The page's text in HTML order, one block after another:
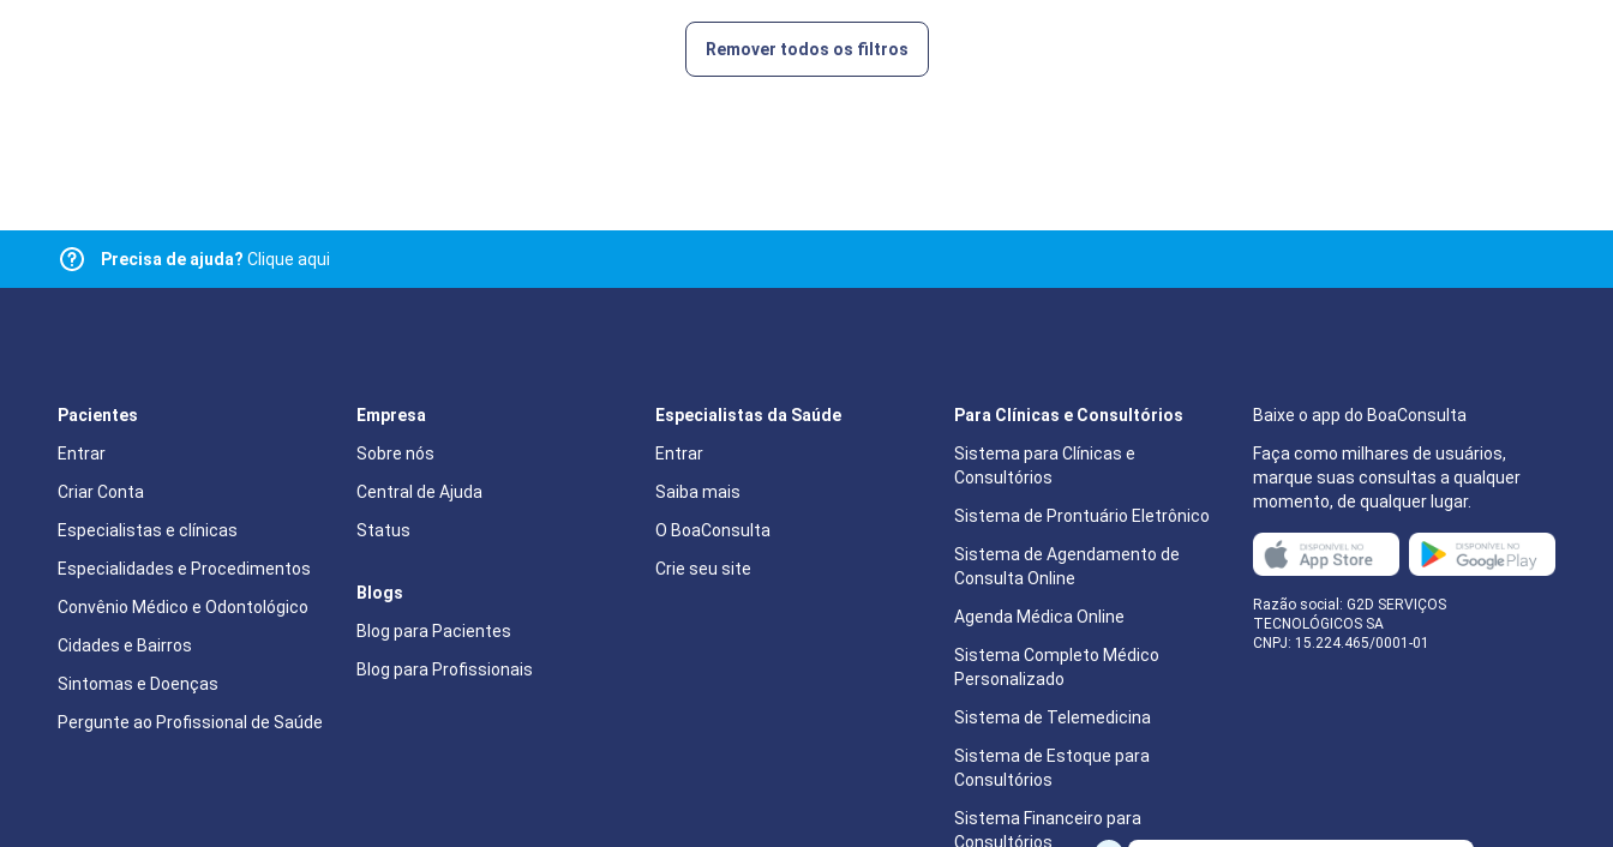
Remover todos os filtros
Precisa de ajuda? Clique aqui
Baixe o app do BoaConsulta
Faça como milhares de usuários,
marque suas consultas a qualquer
momento, de qualquer lugar.
Razão social: G2D SERVIÇOS
TECNOLÓGICOS SA
CNPJ: 15.224.465/0001-01
Pacientes
Entrar
Criar Conta
Especialistas e clínicas
Especialidades e Procedimentos
Convênio Médico e Odontológico
Cidades e Bairros
Sintomas e Doenças
Pergunte ao Profissional de Saúde
Empresa
Sobre nós
Central de Ajuda
Status
Blogs
Blog para Pacientes
Blog para Profissionais
Especialistas da Saúde
Entrar
Saiba mais
O BoaConsulta
Crie seu site
Para Clínicas e Consultórios
Sistema para Clínicas e
Consultórios
Sistema de Prontuário Eletrônico
Sistema de Agendamento de
Consulta Online
Agenda Médica Online
Sistema Completo Médico
Personalizado
Sistema de Telemedicina
Sistema de Estoque para
Consultórios
Sistema Financeiro para
Consultórios